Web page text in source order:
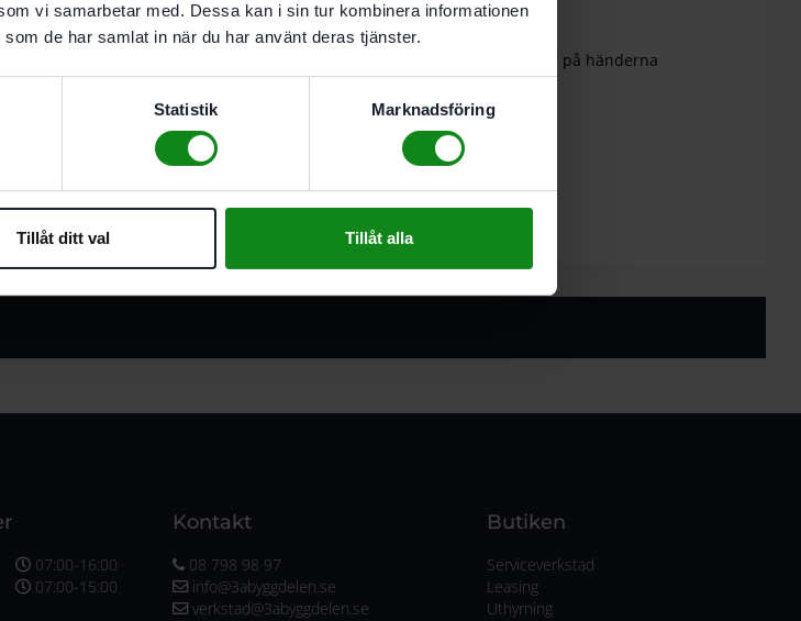
vi samarbetar med. Dessa kan i sin tur kombinera informationen
de har samlat in när du har använt deras tjänster.
Statistik Marknadsföring
Tillåt ditt val Tillåt alla
Egenskaper
Ergonomiskt handtag med greppvänlig yta förhindrar blåsor på händerna
Passar Festools slippappersstorlekar
För snabb handslipning av ytter- och innerkanter
För snabb handslipning av ytor eller rundningar
För grov-. mellan- och finslipning
07:00-16:00
07:00-15:00
Kontakt
08 798 98 97
info@3abyggdelen.se
verkstad@3abyggdelen.se
Butiken
Serviceverkstad
Leasing
Uthyrning